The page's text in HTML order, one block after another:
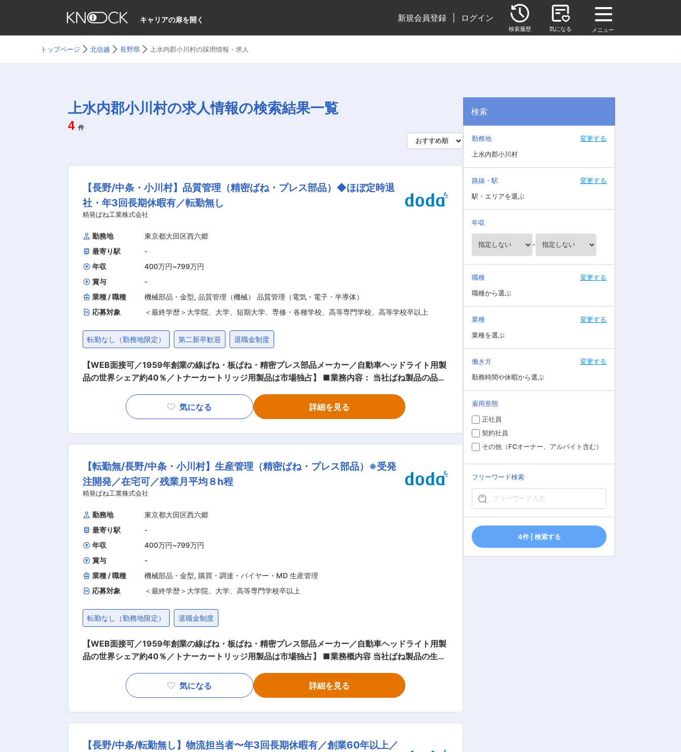
キャリアの扉を開く 新規会員登録 ログイン
検索履歴 気になる メニュー
トップページ 北信越 長野県 上水内郡小川村の採用情報・求人
上水内郡小川村の求人情報の検索結果一覧
4 件
【長野/中条・小川村】品質管理（精密ばね・プレス部品）◆ほぼ定時退
社・年3回長期休暇有／転勤無し
精発ばね工業株式会社
勤務地
東京都大田区西六郷
最寄り駅
-
年収
400万円~799万円
賞与
-
業種 / 職種
機械部品・金型, 品質管理（機械） 品質管理（電気・電子・半導体）
応募対象
＜最終学歴＞大学院、大学、短期大学、専修・各種学校、高等専門学校、高等学校卒以上
転勤なし（勤務地限定） 第二新卒歓迎 退職金制度
【WEB面接可／1959年創業の線ばね・板ばね・精密プレス部品メーカー／自動車ヘッドライト用製
品の世界シェア約40％／トナーカートリッジ用製品は市場独占】 ■業務内容： 当社ばね製品の品質
お任せする業務を増やしていく予定です。 中途入社の方もおり馴染んでいただきやすい環境です。
《具体的には》 ・金属ばね・プレス品、組立部品などの金属加工部品の品質管理 ・製品の検査や工
大量生産製品ではないため、顧客の要望を反映させたオーダーメイドな製品を製造しております。主
に自動車やOA機器に当社製品は利用されており、自動車のドアロックに使われるスプリングを製造
できる会社は国内では当社含め、10社しかございません。また、自動車ヘッドライト用製品の世界
働き方： ・残業時間：全社平均月約８時間程度 L社員のほとんどは定時で退社しており、プライベー
トとの両立を実現できる環境です。業務効率を常に改善するよう努めており、毎月業務フローの見直
しを行っております。担当に過度な案件を与えないという方針であり、担当の業務量を鑑みた上で、
担当業務を割り振っております。 ・リモート：可 Lテレワーク、サテライトワーク、在宅勤務等を実
めつけず、あらゆるWEB化、クラウド活用、コミュニケーションツールを積極的に導入していま
す。 ■組織構成： 組織人数：30名（品質管理部全体） 担当者でも改善、提案しやすい雰囲気であ
気になる 詳細を見る
【転勤無/長野/中条・小川村】生産管理（精密ばね・プレス部品）※受発
注開発／在宅可／残業月平均８h程
精発ばね工業株式会社
勤務地
東京都大田区西六郷
最寄り駅
-
年収
400万円~799万円
賞与
-
業種 / 職種
機械部品・金型, 購買・調達・バイヤー・MD 生産管理
応募対象
＜最終学歴＞大学院、大学、高等専門学校卒以上
転勤なし（勤務地限定） 退職金制度
【WEB面接可／1959年創業の線ばね・板ばね・精密プレス部品メーカー／自動車ヘッドライト用製
品の世界シェア約40％／トナーカートリッジ用製品は市場独占】 ■業務概内容 当社ばね製品の生産
お任せする業務を増やしていく予定です。 中途入社の方もおり馴染んでいただきやすい環境です。
《具体的には》 ・営業部門と製造部門（自社工場又はサプライヤー）との価格、納期調整及び見
め、顧客の要望を反映させたオーダーメイドな製品を製造しております。主に自動車やOA機器に当
気になる 詳細を見る
【長野/中条/転勤無し】物流担当者〜年3回長期休暇有／創業60年以上／
検索
勤務地 変更する
上水内郡小川村
路線・駅 変更する
駅・エリアを選ぶ
年収
-
職種 変更する
職種から選ぶ
業種 変更する
業種を選ぶ
働き方 変更する
勤務時間や休暇から選ぶ
雇用形態
正社員
契約社員
その他（FCオーナー、アルバイト含む）
フリーワード検索
4件 | 検索する